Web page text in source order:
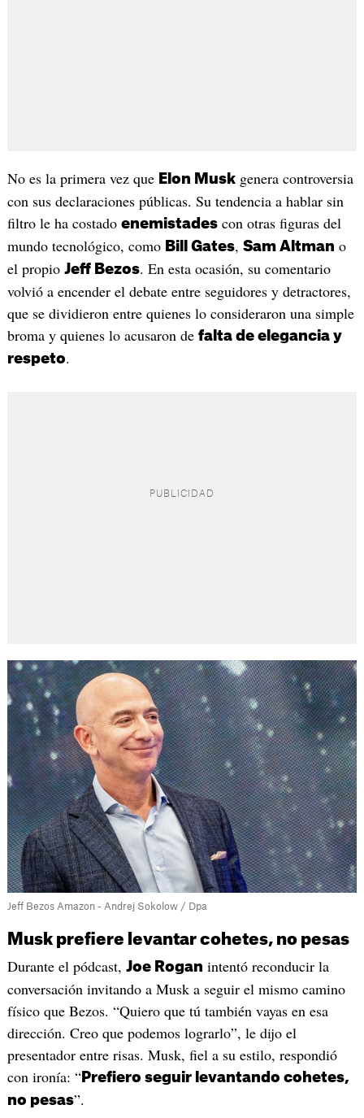
No es la primera vez que Elon Muskgenera controversia
con sus declaraciones públicas. Su tendencia a hablar sin
filtro le ha costado enemistadescon otras figuras del
mundo tecnológico, como Bill Gates, Sam Altman o
el propio Jeff Bezos. En esta ocasión, su comentario
volvió a encender el debate entre seguidores y detractores,
que se dividieron entre quienes lo consideraron una simple
broma y quienes lo acusaron de falta de elegancia y
respeto.
Jeff Bezos Amazon - Andrej Sokolow / Dpa
Musk prefiere levantar cohetes, no pesas
Durante el pódcast, Joe Rogan intentó reconducir la
conversación invitando a Musk a seguir el mismo camino
físico que Bezos. “Quiero que tú también vayas en esa
dirección. Creo que podemos lograrlo”, le dijo el
presentador entre risas. Musk, fiel a su estilo, respondió
con ironía: “Prefiero seguir levantando cohetes,
no pesas”.